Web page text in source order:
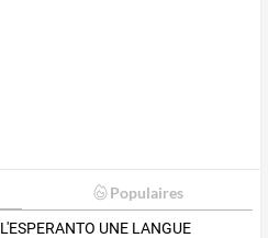
Populaires
L'ESPERANTO UNE LANGUE